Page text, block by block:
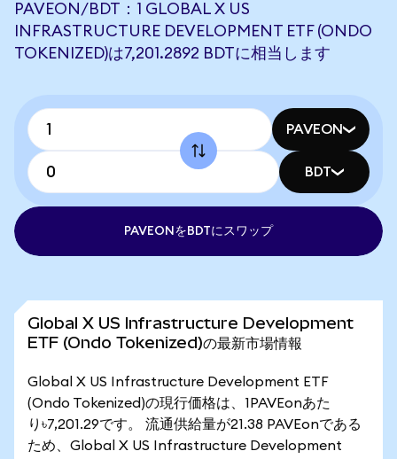
PAVEON/BDT：1 GLOBAL X US
INFRASTRUCTURE DEVELOPMENT ETF (ONDO
TOKENIZED)は7,201.2892 BDTに相当します
PAVEON
BDT
PAVEONをBDTにスワップ
Global X US Infrastructure Development
ETF (Ondo Tokenized)の最新市場情報
Global X US Infrastructure Development ETF
(Ondo Tokenized)の現行価格は、1PAVEonあた
り৳7,201.29です。 流通供給量が21.38 PAVEonである
ため、Global X US Infrastructure Development